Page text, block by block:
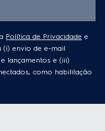
Política de Privacidade e
(i) envio de e-mail
lançamentos e (iii)
como habilitação